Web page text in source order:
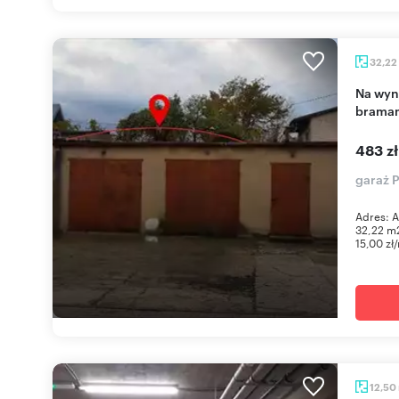
32,22
Na wynajem murowany garaż 32 m² z dwoma
483
garaż
Adres:
32,22
15,00
12,50